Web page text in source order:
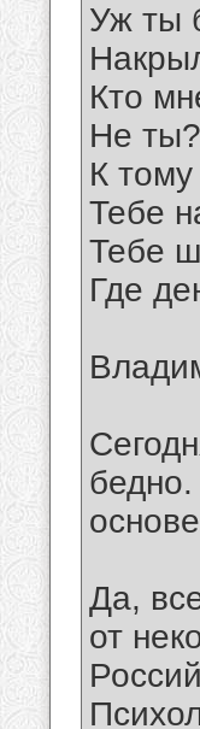
Уж ты
Кто
Не
К
Тебе
Тебе
Где
Да,
от